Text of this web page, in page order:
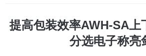
提高包装效率AWH-SA上
分选电子称亮